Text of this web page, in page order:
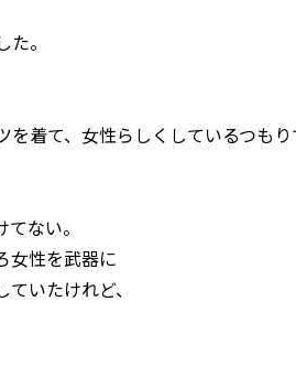
。
を着て、女性らしくしているつも
ない。
女性を武器に
いたけれど、